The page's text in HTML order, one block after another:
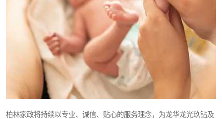
柏林家政将持续以专业、诚信、贴心的服务理念，为龙华龙光玖钻及